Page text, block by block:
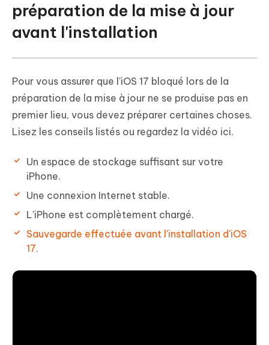
préparation de la mise à jour
avant l'installation
Pour vous assurer que l'iOS 17 bloqué lors de la
préparation de la mise à jour ne se produise pas en
premier lieu, vous devez préparer certaines choses.
Lisez les conseils listés ou regardez la vidéo ici.
Un espace de stockage suffisant sur votre
iPhone.
Une connexion Internet stable.
L'iPhone est complètement chargé.
Sauvegarde effectuée avant l'installation d'iOS
17.